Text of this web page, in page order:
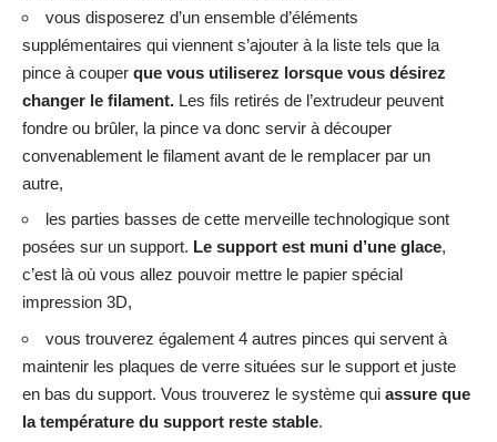
vous disposerez d’un ensemble d’éléments
supplémentaires qui viennent s’ajouter à la liste tels que la
pince à couper que vous utiliserez lorsque vous désirez
changer le filament. Les fils retirés de l’extrudeur peuvent
fondre ou brûler, la pince va donc servir à découper
convenablement le filament avant de le remplacer par un
autre,
les parties basses de cette merveille technologique sont
posées sur un support. Le support est muni d’une glace,
c’est là où vous allez pouvoir mettre le papier spécial
impression 3D,
vous trouverez également 4 autres pinces qui servent à
maintenir les plaques de verre situées sur le support et juste
en bas du support. Vous trouverez le système qui assure que
la température du support reste stable.